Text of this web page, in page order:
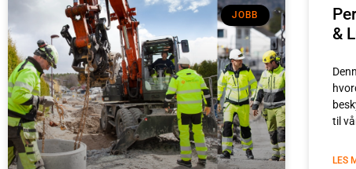
JOBB
&
til
LES